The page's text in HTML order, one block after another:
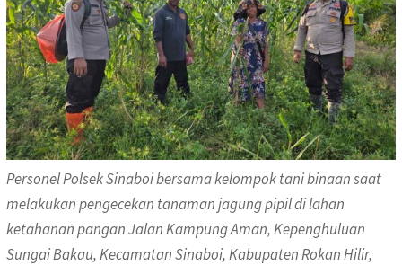
Personel Polsek Sinaboi bersama kelompok tani binaan saat
melakukan pengecekan tanaman jagung pipil di lahan
ketahanan pangan Jalan Kampung Aman, Kepenghuluan
Sungai Bakau, Kecamatan Sinaboi, Kabupaten Rokan Hilir,